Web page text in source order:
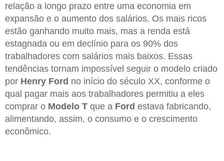
relação a longo prazo entre uma economia em
expansão e o aumento dos salários. Os mais ricos
estão ganhando muito mais, mas a renda está
estagnada ou em declínio para os 90% dos
trabalhadores com salários mais baixos. Essas
tendências tornam impossível seguir o modelo criado
por Henry Ford no início do século XX, conforme o
qual pagar mais aos trabalhadores permitiu a eles
comprar o Modelo T que a Ford estava fabricando,
alimentando, assim, o consumo e o crescimento
econômico.